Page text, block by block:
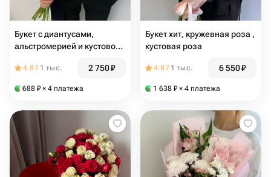
Букет с диантусами,
альстромерией и кустовой
4.87 1 тыс. 2 750₽
688 ₽ × 4 платежа
Букет хит, кружевная роза ,
кустовая роза
4.87 1 тыс. 6 550₽
1 638 ₽ × 4 платежа